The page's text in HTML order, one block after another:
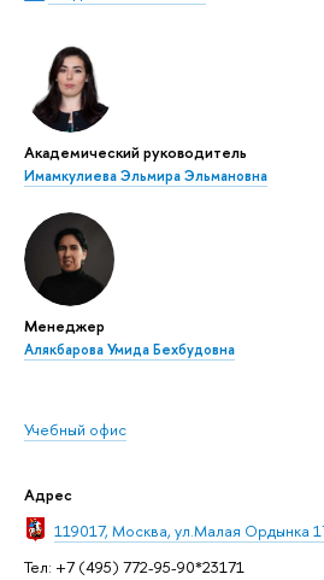
Академический руководитель
Имамкулиева Эльмира Эльмановна
Менеджер
Алякбарова Умида Бехбудовна
Учебный офис
Адрес
119017, Москва, ул.Малая Ордынка
Тел: +7 (495) 772-95-90*23171